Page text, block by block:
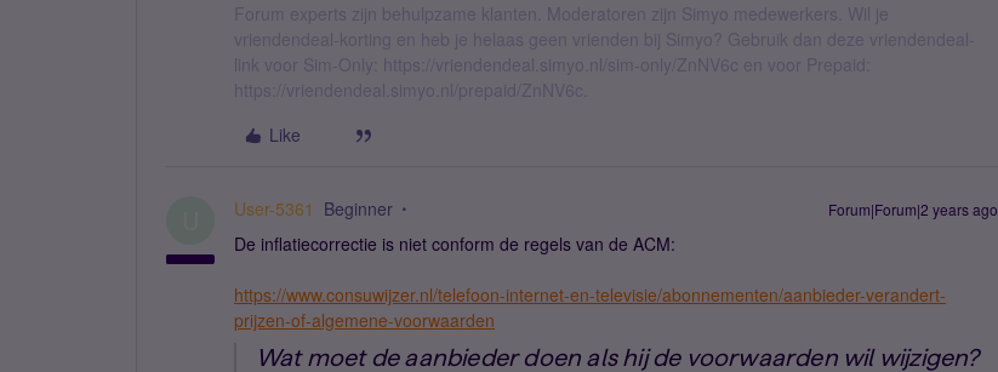
Forum experts zijn behulpzame klanten. Moderatoren zijn Simyo medewerkers. Wil je
vriendendeal-korting en heb je helaas geen vrienden bij Simyo? Gebruik dan deze vriendendeal-
link voor Sim-Only: https://vriendendeal.simyo.nl/sim-only/ZnNV6c en voor Prepaid:
https://vriendendeal.simyo.nl/prepaid/ZnNV6c.
Like
User-5361 Beginner Forum|Forum|2 years ago
De inflatiecorrectie is niet conform de regels van de ACM:
https://www.consuwijzer.nl/telefoon-internet-en-televisie/abonnementen/aanbieder-verandert-
prijzen-of-algemene-voorwaarden
Wat moet de aanbieder doen als hij de voorwaarden wil wijzigen?